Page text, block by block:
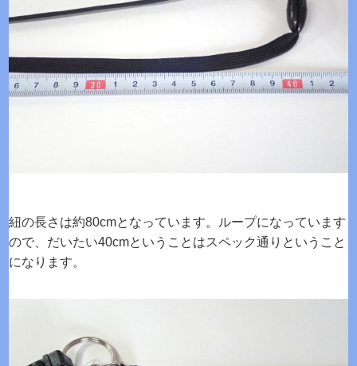
紐の長さは約80cmとなっています。ループになっています
ので、だいたい40cmということはスペック通りということ
になります。